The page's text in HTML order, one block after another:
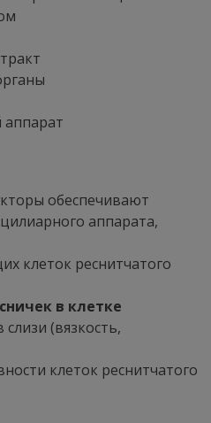
обеспечивают
аппарата,
клеток реснитчатого
в клетке
слизи (вязкость,
клеток реснитчатого